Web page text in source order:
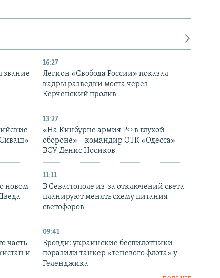
звание
16:27
Легион «Свобода России» показал
кадры разведки моста через
Керченский пролив
13:27
«На Кинбурне армия РФ в глухой
обороне» – командир ОТК «Одесса»
ВСУ Денис Носиков
новом
11:11
В Севастополе из-за отключений света
планируют менять схему питания
светофоров
часть
и
09:41
Бровди: украинские беспилотники
поразили танкер «теневого флота» у
Геленджика